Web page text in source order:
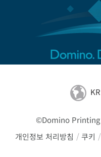
KR
©Domino Printing
개인정보 처리방침 /쿠키 /